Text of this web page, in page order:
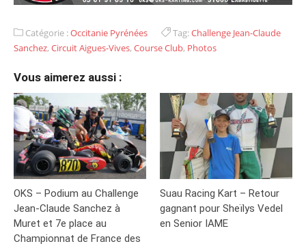
Catégorie :Occitanie Pyrénées Tag:Challenge Jean-Claude
Sanchez, Circuit Aigues-Vives, Course Club, Photos
Vous aimerez aussi :
OKS – Podium au Challenge
Jean-Claude Sanchez à
Muret et 7e place au
Championnat de France des
Suau Racing Kart – Retour
gagnant pour Sheïlys Vedel
en Senior IAME